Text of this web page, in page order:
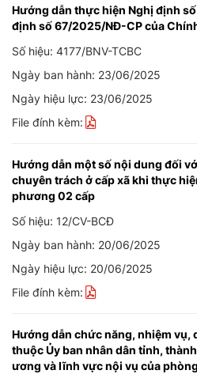
Hướng dẫn thực hiện Nghị định
định số 67/2025/NĐ-CP của
Số hiệu: 4177/BNV-TCBC
Ngày ban hành: 23/06/2025
Ngày hiệu lực: 23/06/2025
File đính kèm:
Hướng dẫn một số nội dung đối
chuyên trách ở cấp xã khi thực
phương 02 cấp
Số hiệu: 12/CV-BCĐ
Ngày ban hành: 20/06/2025
Ngày hiệu lực: 20/06/2025
File đính kèm:
Hướng dẫn chức năng, nhiệm vụ,
thuộc Ủy ban nhân dân tỉnh,
ương và lĩnh vực nội vụ của